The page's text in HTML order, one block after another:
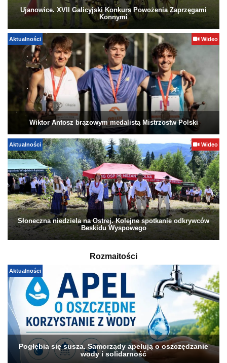
Ujanowice. XVII Galicyjski Konkurs Powożenia Zaprzęgami
Konnymi
Aktualności Wideo
Wiktor Antosz brązowym medalistą Mistrzostw Polski
Aktualności Wideo
Słoneczna niedziela na Ostrej. Kolejne spotkanie odkrywców
Beskidu Wyspowego
Rozmaitości
Aktualności
Pogłębia się susza. Samorządy apelują o oszczędzanie
wody i solidarność